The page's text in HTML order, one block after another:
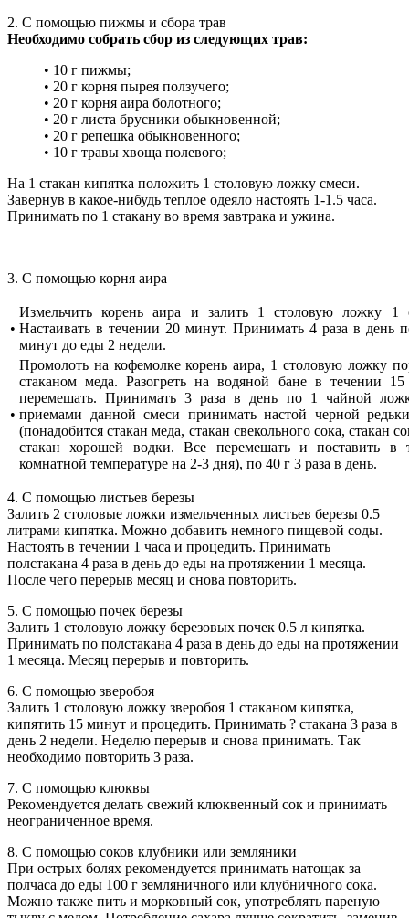
2. С помощью пижмы и сбора трав
Необходимо собрать сбор из следующих трав:
• 10 г пижмы;
• 20 г корня пырея ползучего;
• 20 г корня аира болотного;
• 20 г листа брусники обыкновенной;
• 20 г репешка обыкновенного;
• 10 г травы хвоща полевого;
На 1 стакан кипятка положить 1 столовую ложку смеси.
Завернув в какое-нибудь теплое одеяло настоять 1-1.5 часа.
Принимать по 1 стакану во время завтрака и ужина.
3. С помощью корня аира
•
Измельчить корень аира и залить 1 столовую ложку 1
Настаивать в течении 20 минут. Принимать 4 раза в день
минут до еды 2 недели.
•
Промолоть на кофемолке корень аира, 1 столовую ложку
стаканом меда. Разогреть на водяной бане в течении
перемешать. Принимать 3 раза в день по 1 чайной
приемами данной смеси принимать настой черной
(понадобится стакан меда, стакан свекольного сока, стакан
стакан хорошей водки. Все перемешать и поставить в
комнатной температуре на 2-3 дня), по 40 г 3 раза в день.
4. С помощью листьев березы
Залить 2 столовые ложки измельченных листьев березы 0.5
литрами кипятка. Можно добавить немного пищевой соды.
Настоять в течении 1 часа и процедить. Принимать
полстакана 4 раза в день до еды на протяжении 1 месяца.
После чего перерыв месяц и снова повторить.
5. С помощью почек березы
Залить 1 столовую ложку березовых почек 0.5 л кипятка.
Принимать по полстакана 4 раза в день до еды на протяжении
1 месяца. Месяц перерыв и повторить.
6. С помощью зверобоя
Залить 1 столовую ложку зверобоя 1 стаканом кипятка,
кипятить 15 минут и процедить. Принимать ? стакана 3 раза в
день 2 недели. Неделю перерыв и снова принимать. Так
необходимо повторить 3 раза.
7. С помощью клюквы
Рекомендуется делать свежий клюквенный сок и принимать
неограниченное время.
8. С помощью соков клубники или земляники
При острых болях рекомендуется принимать натощак за
полчаса до еды 100 г земляничного или клубничного сока.
Можно также пить и морковный сок, употреблять пареную